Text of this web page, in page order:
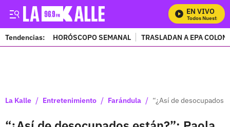
EN VIVO
Mira Todos Nuestros
Tendencias: HORÓSCOPO SEMANAL TRASLADAN A EPA
La Kalle / Entretenimiento / Farándula / “¿Así de desocupados